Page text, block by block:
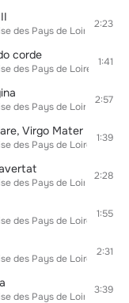
des Pays de Loire
2:23
corde
des Pays de Loire
1:41
des Pays de Loire
2:57
Virgo Mater
des Pays de Loire
1:39
des Pays de Loire
2:28
des Pays de Loire
1:55
des Pays de Loire
2:31
des Pays de Loire
3:39